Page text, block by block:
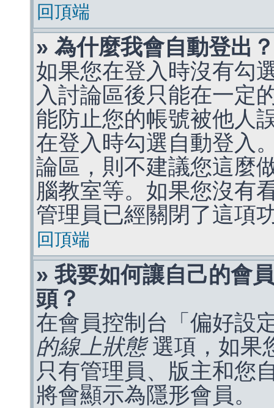
回頂端
» 為什麼我會自動登出？
如果您在登入時沒有勾
入討論區後只能在一定
能防止您的帳號被他人
在登入時勾選自動登入
論區，則不建議您這麼
腦教室等。如果您沒有
管理員已經關閉了這項
回頂端
» 我要如何讓自己的會
頭？
在會員控制台「偏好設
的線上狀態選項，如果
只有管理員、版主和您
將會顯示為隱形會員。